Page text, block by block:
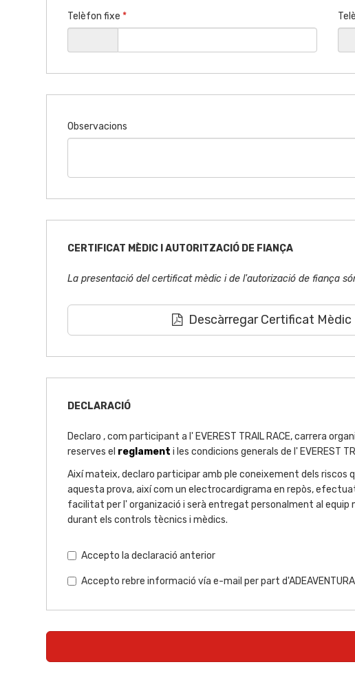
Telèfon fixe *
Observacions
CERTIFICAT MÈDIC I AUTORITZACIÓ DE FIANÇA
La presentació del certificat mèdic i de l'autorizació de fiança
Descàrregar Certificat Mèdic
DECLARACIÓ
Declaro , com participant a l' EVEREST TRAIL RACE, carrera
reserves el reglament i les condicions generals de l' EVEREST
Així mateix, declaro participar amb ple coneixement dels
aquesta prova, així com un electrocardigrama en repòs,
facilitat per l' organizació i serà entregat personalment al equip
durant els controls tècnics i mèdics.
Accepto la declaració anterior
Accepto rebre informació vía e-mail per part d'ADEAVENTURA